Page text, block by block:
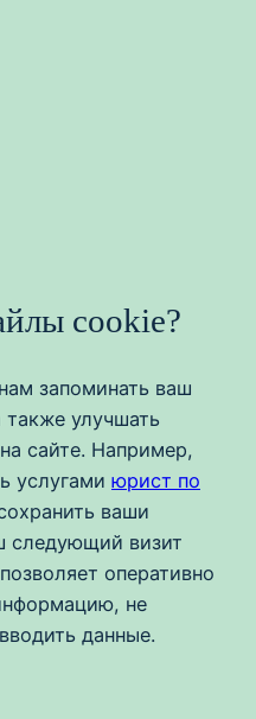
cookie?
запоминать ваш
улучшать
сайте. Например,
услугами юрист по
ваши
следующий визит
оперативно
не
данные.